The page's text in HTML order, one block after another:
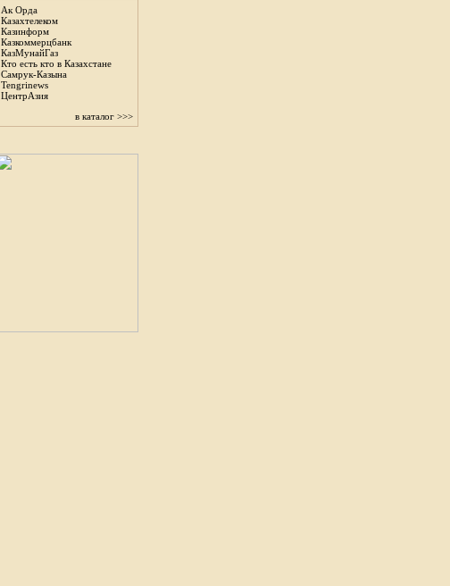
Ак Орда
Казахтелеком
Казинформ
Казкоммерцбанк
КазМунайГаз
Кто есть кто в Казахстане
Самрук-Казына
Tengrinews
ЦентрАзия
в каталог >>>